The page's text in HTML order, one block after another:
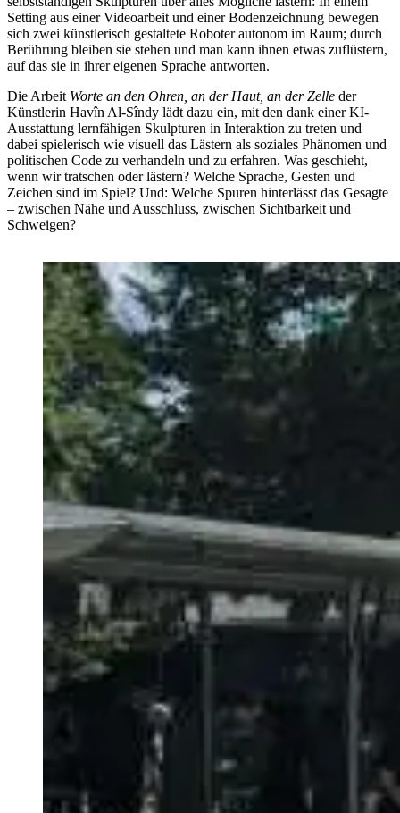
Setting aus einer Videoarbeit und einer Bodenzeichnung bewegen
sich zwei künstlerisch gestaltete Roboter autonom im Raum; durch
Berührung bleiben sie stehen und man kann ihnen etwas zuflüstern,
auf das sie in ihrer eigenen Sprache antworten.
Die Arbeit Worte an den Ohren, an der Haut, an der Zelle der
Künstlerin Havîn Al-Sîndy lädt dazu ein, mit den dank einer KI-
Ausstattung lernfähigen Skulpturen in Interaktion zu treten und
dabei spielerisch wie visuell das Lästern als soziales Phänomen und
politischen Code zu verhandeln und zu erfahren. Was geschieht,
wenn wir tratschen oder lästern? Welche Sprache, Gesten und
Zeichen sind im Spiel? Und: Welche Spuren hinterlässt das Gesagte
– zwischen Nähe und Ausschluss, zwischen Sichtbarkeit und
Schweigen?